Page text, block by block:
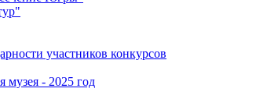
участников конкурсов
музея - 2025 год